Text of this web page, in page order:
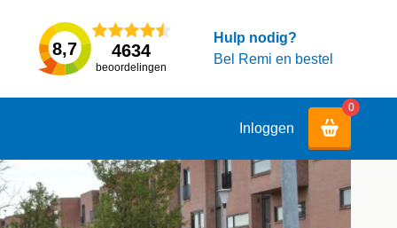
8,7 4634
beoordelingen
Hulp nodig?
Bel Remi en bestel
Inloggen
0